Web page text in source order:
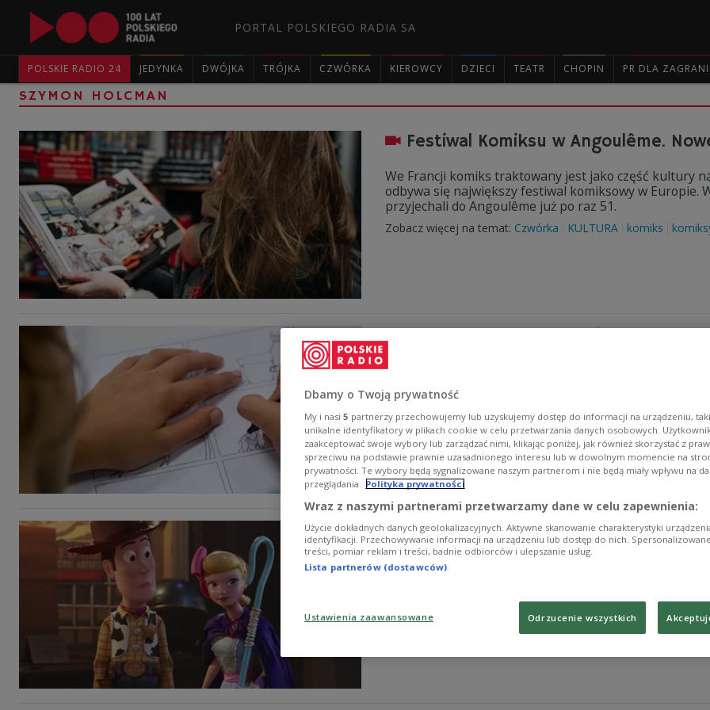
PORTAL POLSKIEGO RADIA SA
POLSKIE RADIO 24 JEDYNKA DWÓJKA TRÓJKA CZWÓRKA KIEROWCY DZIECI TEATR CHOPIN PR DLA
SZYMON HOLCMAN
Festiwal Komiksu w Angoulême.
We Francji komiks traktowany jest jako część kultury
odbywa się największy festiwal komiksowy w Europie.
przyjechali do Angoulême już po raz 51.
Zobacz więcej na temat: Czwórka KULTURA komiks
Szymon Holcman o komiksach
- Pokazują te same wiadomości, tylko w inny sposób.
uniwersalnym - powiedział w Polskim Radiu 24
naukową.
Zobacz więcej na temat:komiks komiksy KULTURA
NAUKA
Animacje i Oscary
– Z Oscarami za animacje jest podobnie jak z
oczekiwania, ale należy pamiętać o tym, że są to
nagradzane są filmy bardzo dobrze znane w Stanach
rozdania najważniejszych nagród filmowych reżyser
Trójka serial Katarzyna Borowiecka
Dbamy o Twoją prywatność
My i nasi 5 partnerzy przechowujemy lub uzyskujemy dostęp do informacji na urządzeniu,
unikalne identyfikatory w plikach cookie w celu przetwarzania danych osobowych.
zaakceptować swoje wybory lub zarządzać nimi, klikając poniżej, jak również skorzystać z
sprzeciwu na podstawie prawnie uzasadnionego interesu lub w dowolnym momencie na
prywatności. Te wybory będą sygnalizowane naszym partnerom i nie będą miały wpływu na
przeglądania.
Polityka prywatności
Wraz z naszymi partnerami przetwarzamy dane w celu zapewnienia:
Użycie dokładnych danych geolokalizacyjnych. Aktywne skanowanie charakterystyki
identyfikacji. Przechowywanie informacji na urządzeniu lub dostęp do nich.
treści, pomiar reklam i treści, badnie odbiorców i ulepszanie usług.
Lista partnerów (dostawców)
Ustawienia zaawansowane Odrzucenie wszystkich